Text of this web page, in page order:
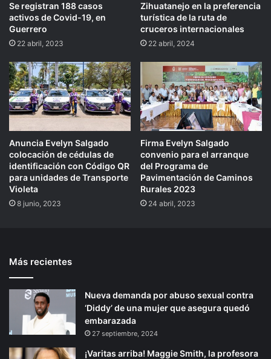
Se registran 188 casos
activos de Covid-19, en
Guerrero
22 abril, 2023
Zihuatanejo en la preferencia
turística de la ruta de
cruceros internacionales
22 abril, 2024
Anuncia Evelyn Salgado
colocación de cédulas de
identificación con Código QR
para unidades de Transporte
Violeta
8 junio, 2023
Firma Evelyn Salgado
convenio para el arranque
del Programa de
Pavimentación de Caminos
Rurales 2023
24 abril, 2023
Más recientes
Nueva demanda por abuso sexual contra
‘Diddy’ de una mujer que asegura quedó
embarazada
27 septiembre, 2024
¡Varitas arriba! Maggie Smith, la profesora